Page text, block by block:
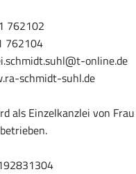
762102
762104
online.de
schmidt-suhl.de
als Einzelkanzlei von